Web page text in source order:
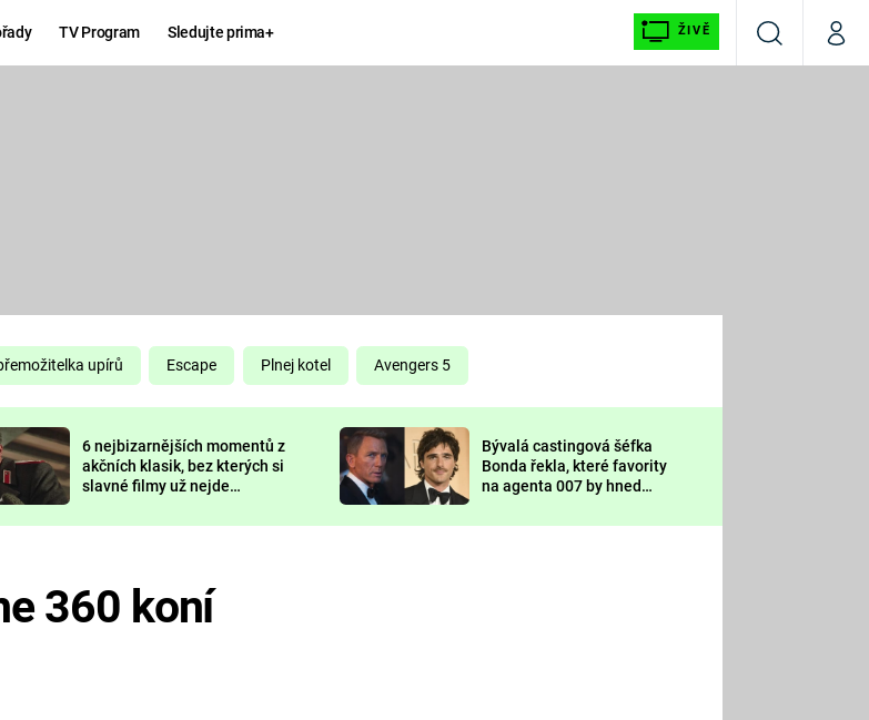
TV Program Sledujte prima+ ŽIVĚ
VyhledáváníMůj
KOMEDIE
CHUCK
NORRIS
DEADPOOL
Prima LAJK
Sledujte nás
upírů Escape Plnej kotel Avengers 5
6 nejbizarnějších momentů z
akčních klasik, bez kterých si
slavné filmy už nejde
Bývalá castingová šéfka
Bonda řekla, které favority
na agenta 007 by hned
360 koní